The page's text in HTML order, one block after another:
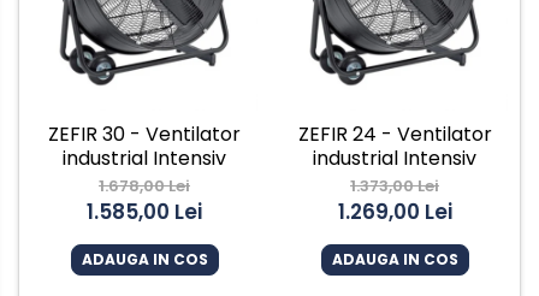
ZEFIR 30 - Ventilator
industrial Intensiv
1.678,00 Lei
1.585,00 Lei
ADAUGA IN COS
ZEFIR 24 - Ventilator
industrial Intensiv
1.373,00 Lei
1.269,00 Lei
ADAUGA IN COS